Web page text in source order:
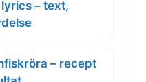
– text,
– recept